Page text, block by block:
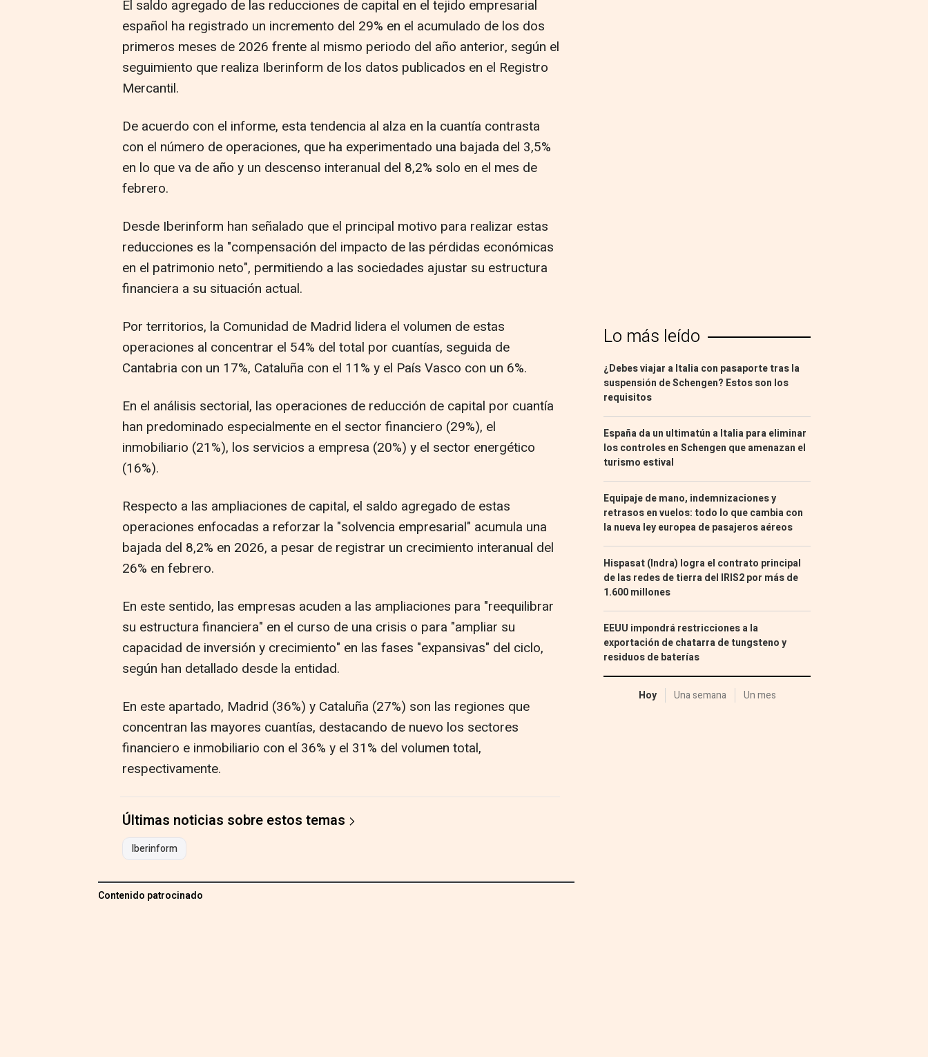
El saldo agregado de las reducciones de capital en el tejido empresarial
español ha registrado un incremento del 29% en el acumulado de los dos
primeros meses de 2026 frente al mismo periodo del año anterior, según el
seguimiento que realiza Iberinform de los datos publicados en el Registro
Mercantil.
De acuerdo con el informe, esta tendencia al alza en la cuantía contrasta
con el número de operaciones, que ha experimentado una bajada del 3,5%
en lo que va de año y un descenso interanual del 8,2% solo en el mes de
febrero.
Desde Iberinform han señalado que el principal motivo para realizar estas
reducciones es la "compensación del impacto de las pérdidas económicas
en el patrimonio neto", permitiendo a las sociedades ajustar su estructura
financiera a su situación actual.
Por territorios, la Comunidad de Madrid lidera el volumen de estas
operaciones al concentrar el 54% del total por cuantías, seguida de
Cantabria con un 17%, Cataluña con el 11% y el País Vasco con un 6%.
En el análisis sectorial, las operaciones de reducción de capital por cuantía
han predominado especialmente en el sector financiero (29%), el
inmobiliario (21%), los servicios a empresa (20%) y el sector energético
(16%).
Respecto a las ampliaciones de capital, el saldo agregado de estas
operaciones enfocadas a reforzar la "solvencia empresarial" acumula una
bajada del 8,2% en 2026, a pesar de registrar un crecimiento interanual del
26% en febrero.
En este sentido, las empresas acuden a las ampliaciones para "reequilibrar
su estructura financiera" en el curso de una crisis o para "ampliar su
capacidad de inversión y crecimiento" en las fases "expansivas" del ciclo,
según han detallado desde la entidad.
En este apartado, Madrid (36%) y Cataluña (27%) son las regiones que
concentran las mayores cuantías, destacando de nuevo los sectores
financiero e inmobiliario con el 36% y el 31% del volumen total,
respectivamente.
Últimas noticias sobre estos temas
Iberinform
Contenido patrocinado
Lo más leído
¿Debes viajar a Italia con pasaporte tras la
suspensión de Schengen? Estos son los
requisitos
España da un ultimatún a Italia para eliminar
los controles en Schengen que amenazan el
turismo estival
Equipaje de mano, indemnizaciones y
retrasos en vuelos: todo lo que cambia con
la nueva ley europea de pasajeros aéreos
Hispasat (Indra) logra el contrato principal
de las redes de tierra del IRIS2 por más de
1.600 millones
EEUU impondrá restricciones a la
exportación de chatarra de tungsteno y
residuos de baterías
Hoy Una semana Un mes